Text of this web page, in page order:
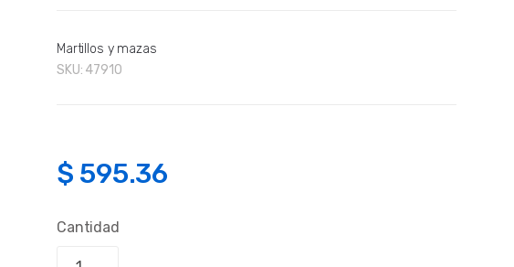
Martillos y mazas
SKU: 47910
$ 595.36
Cantidad